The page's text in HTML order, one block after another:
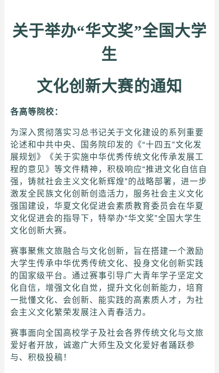
关于举办“华文奖”全国大学
生
文化创新大赛的通知
各高等院校：
为深入贯彻落实习总书记关于文化建设的系列重要
论述和中共中央、国务院印发的《“十四五”文化发
展规划》《关于实施中华优秀传统文化传承发展工
程的意见》等文件精神，积极响应“推进文化自信自
强，铸就社会主义文化新辉煌”的战略部署，进一步
激发全民族文化创新创造活力，服务社会主义文化
强国建设，华夏文化促进会素质教育委员会在华夏
文化促进会的指导下，特举办“华文奖”全国大学生
文化创新大赛。
赛事聚焦文旅融合与文化创新，旨在搭建一个激励
大学生传承中华优秀传统文化、投身文化创新实践
的国家级平台。通过赛事引导广大青年学子坚定文
化自信，增强文化自觉，提升文化创新能力，培育
一批懂文化、会创新、能实践的高素质人才，为社
会主义文化繁荣发展注入青春活力。
赛事面向全国高校学子及社会各界传统文化与文旅
爱好者开放，诚邀广大师生及文化爱好者踊跃参
与、积极投稿！